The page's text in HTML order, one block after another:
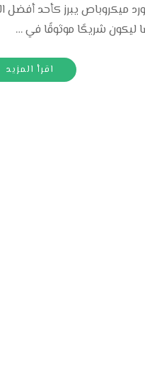
ليكون شريكًا موثوقًا في …
اقرأ المزيد